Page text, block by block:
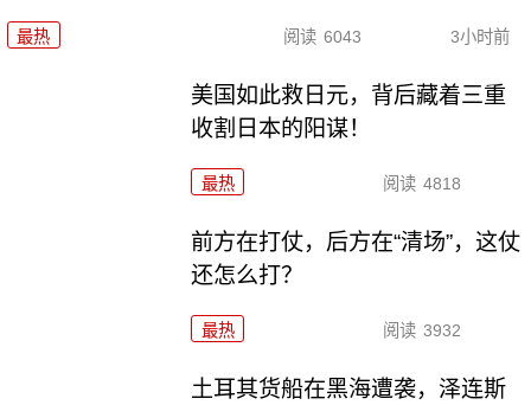
最热 阅读 6043 3小时前
美国如此救日元，背后藏着三重
收割日本的阳谋！
最热 阅读 4818
前方在打仗，后方在“清场”，这仗
还怎么打？
最热 阅读 3932
土耳其货船在黑海遭袭，泽连斯